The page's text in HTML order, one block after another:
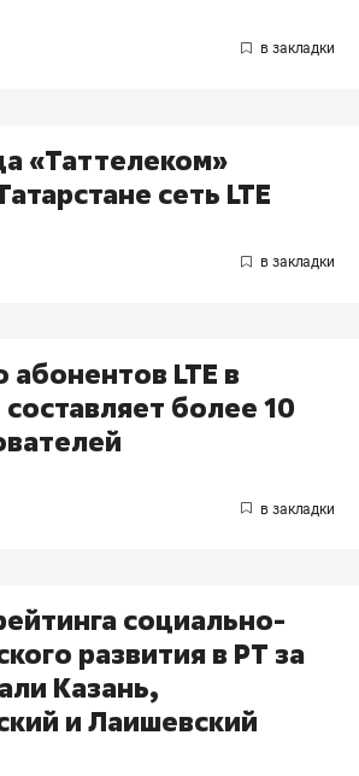
«Таттелеком»
сеть LTЕ
абонентов LTE в
более 10
социально-
развития в РТ за
Казань,
и Лаишевский